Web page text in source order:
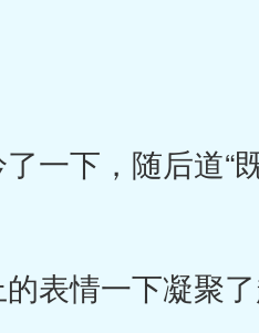
下，随后道“既
情一下凝聚了